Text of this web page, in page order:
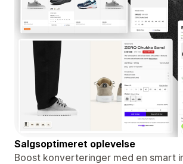
Salgsoptimeret oplevelse
Boost konverteringer med en smart